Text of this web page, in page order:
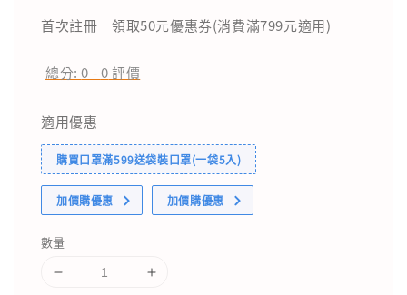
首次註冊｜領取50元優惠券(消費滿799元適用)
總分:0 -0評價
適用優惠
購買口罩滿599送袋裝口罩(一袋5入)
加價購優惠 加價購優惠
數量